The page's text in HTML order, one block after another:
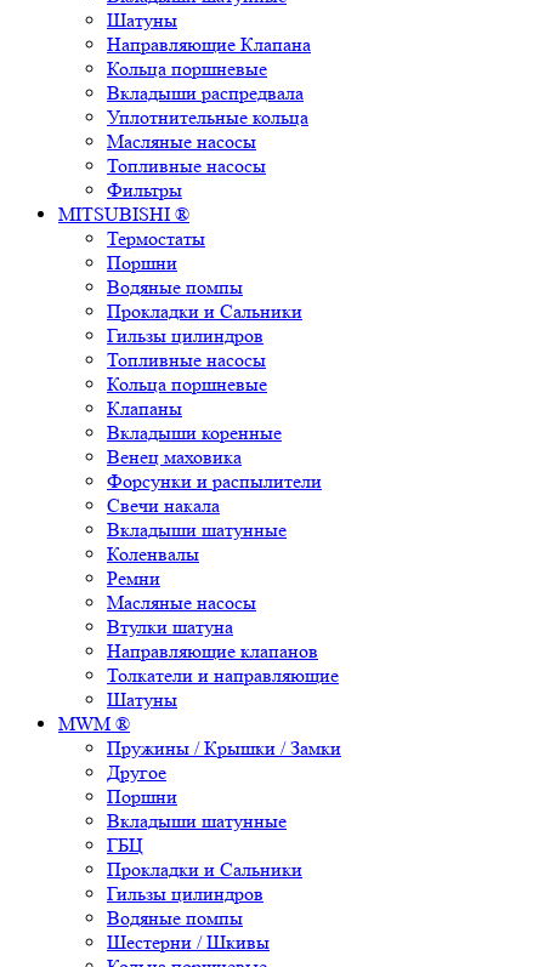
Шатуны
Направляющие Клапана
Кольца поршневые
Вкладыши распредвала
Уплотнительные кольца
Масляные насосы
Топливные насосы
Фильтры
MITSUBISHI ®
Термостаты
Поршни
Водяные помпы
Прокладки и Сальники
Гильзы цилиндров
Топливные насосы
Кольца поршневые
Клапаны
Вкладыши коренные
Венец маховика
Форсунки и распылители
Свечи накала
Вкладыши шатунные
Коленвалы
Ремни
Масляные насосы
Втулки шатуна
Направляющие клапанов
Толкатели и направляющие
Шатуны
MWM ®
Пружины / Крышки / Замки
Другое
Поршни
Вкладыши шатунные
ГБЦ
Прокладки и Сальники
Гильзы цилиндров
Водяные помпы
Шестерни / Шкивы